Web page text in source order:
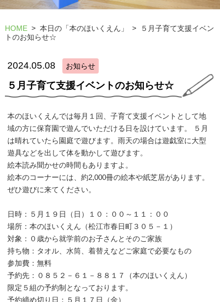
HOME 本日の「本のほいくえん」
５月子育て支援イベン
トのお知らせ☆
2024.05.08 お知らせ
５月子育て支援イベントのお知らせ☆
本のほいくえんでは毎月１回、子育て支援イベントとして地
域の方に保育園で遊んでいただける日を設けています。 ５月
は晴れていたら園庭で遊びます。雨天の場合は遊戯室に大型
遊具などを出して体を動かして遊びます。
絵本読み聞かせの時間もありますよ。
絵本のコーナーには、約2,000冊の絵本や紙芝居があります。
ぜひ遊びに来てください。
日時：５月１９日（日）１０：００～１１：００
場所：本のほいくえん（松江市春日町３０５－１）
対象：０歳から就学前のお子さんとそのご家族
持ち物：タオル、水筒、着替えなどご家庭で必要なもの
参加費：無料
予約先：０８５２－６１－８８１７（本のほいくえん）
限定５組の予約制となっております。
予約締め切り日：５月１７日（金）